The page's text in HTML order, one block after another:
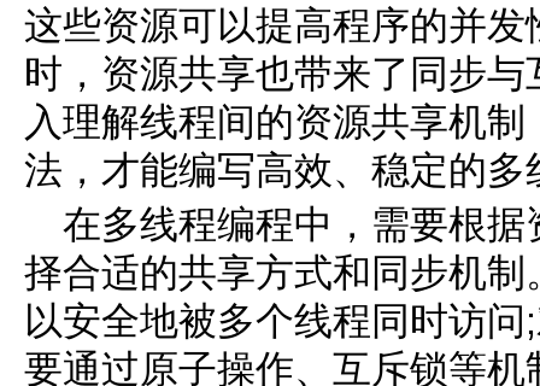
这些资源可以提高程序的并
时，资源共享也带来了同步
入理解线程间的资源共享机
法，才能编写高效、稳定的多
在多线程编程中，需要根
择合适的共享方式和同步机
以安全地被多个线程同时访
要通过原子操作、互斥锁等